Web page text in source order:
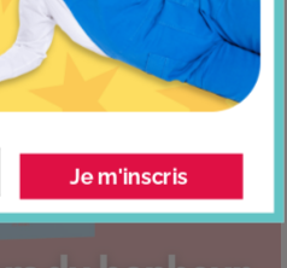
Je m'inscris